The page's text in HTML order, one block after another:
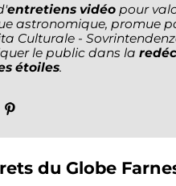
entretiens vidéo pour
astronomique, promue
Culturale -
le public dans la
étoiles.
du Globe